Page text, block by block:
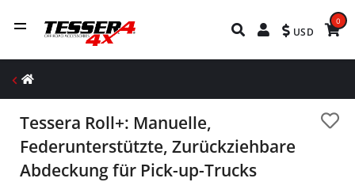
USD
0
Tessera Roll+: Manuelle,
Federunterstützte, Zurückziehbare
Abdeckung für Pick-up-Trucks